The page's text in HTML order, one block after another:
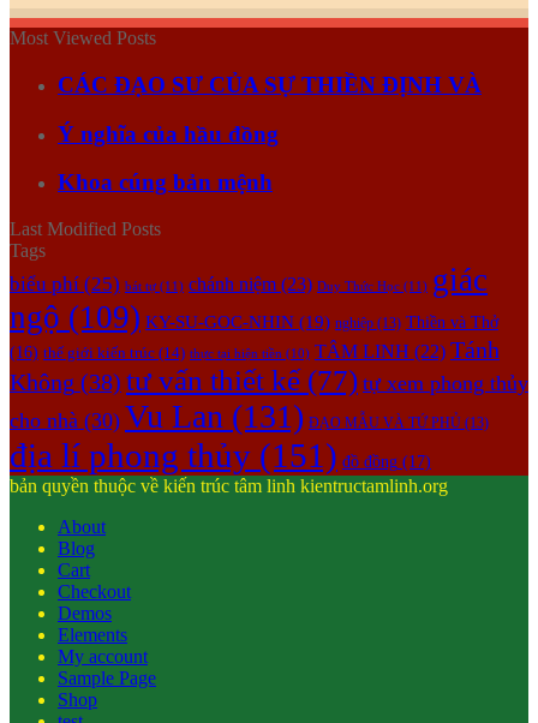
Most Viewed Posts
CÁC ĐẠO SƯ CỦA SỰ THIỀN ĐỊNH VÀ
Ý nghĩa của hầu đồng
Khoa cúng bản mệnh
Last Modified Posts
Tags
biểu phí (25) bát tự(11) chánh niệm (23) Duy Thức Học (11) giác
ngộ (109) KY-SU-GOC-NHIN (19) nghiệp (13) Thiền và Thở
(16) thế giới kiến trúc (14) thực tại hiện tiền (10) TÂM LINH (22) Tánh
Không (38) tư vấn thiết kế(77) tự xem phong thủy
cho nhà (30) Vu Lan (131) ĐẠO MẪU VÀ TỨ PHỦ (13)
địa lí phong thủy (151) đồ đồng (17)
bản quyền thuộc về kiến trúc tâm linh kientructamlinh.org
About
Blog
Cart
Checkout
Demos
Elements
My account
Sample Page
Shop